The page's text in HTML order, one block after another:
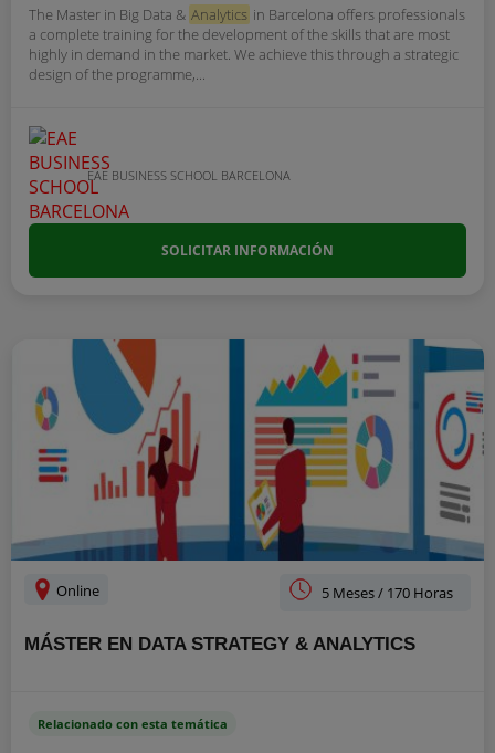
The Master in Big Data & Analytics in Barcelona offers professionals
a complete training for the development of the skills that are most
highly in demand in the market. We achieve this through a strategic
design of the programme,...
EAE BUSINESS SCHOOL BARCELONA
SOLICITAR INFORMACIÓN
Online 5 Meses / 170 Horas
MÁSTER EN DATA STRATEGY & ANALYTICS
Relacionado con esta temática